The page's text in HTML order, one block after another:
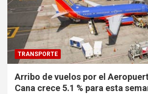
TRANSPORTE
Arribo de vuelos por el
Cana crece 5.1 % para esta